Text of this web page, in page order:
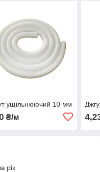
ущільнюючий 10 мм
₴/м
рік